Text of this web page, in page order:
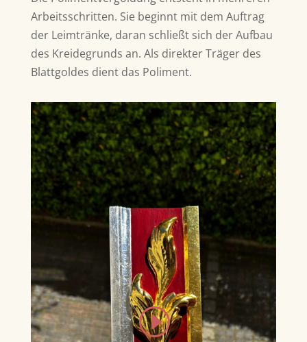
Arbeitsschritten. Sie beginnt mit dem Auftrag
der Leimtränke, daran schließt sich der Aufbau
des Kreidegrunds an. Als direkter Träger des
Blattgoldes dient das Poliment.